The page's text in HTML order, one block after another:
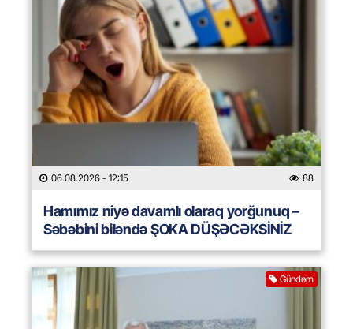
06.08.2026 - 12:15 88
Hamımız niyə davamlı olaraq yorğunuq –
Səbəbini biləndə ŞOKA DÜŞƏCƏKSİNİZ
Gündəm